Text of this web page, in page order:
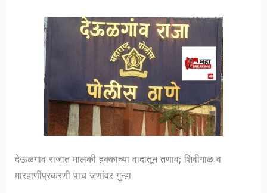
देऊळगाव राजात मालकी हक्काच्या वादातून तणाव; शिवीगाळ व
मारहाणीप्रकरणी पाच जणांवर गुन्हा